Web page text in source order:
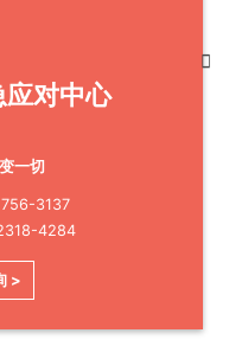
应对中心
一切
3137
4284
>